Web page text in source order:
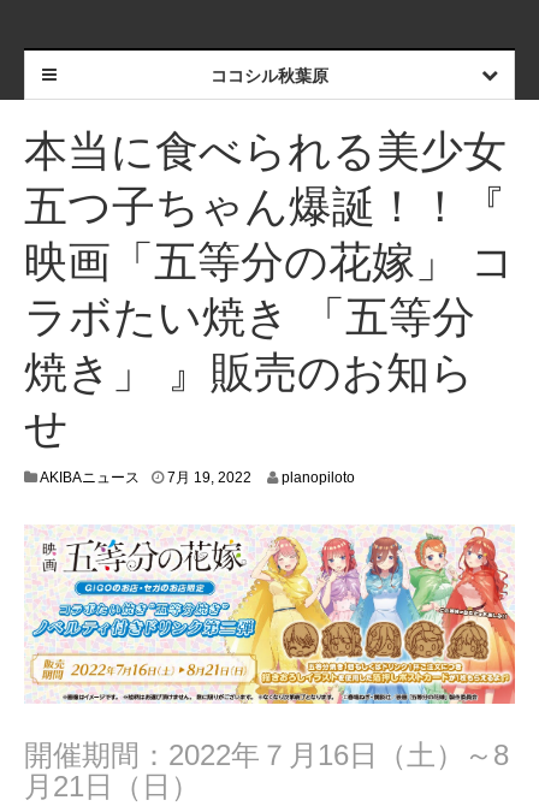
ココシル秋葉原
本当に食べられる美少女
五つ子ちゃん爆誕！！『
映画「五等分の花嫁」 コ
ラボたい焼き 「五等分
焼き」 』販売のお知ら
せ
AKIBAニュース 7月 19, 2022
5
,
2
0
2
2
planopiloto
開催期間：2022年７月16日（土）～8
月21日（日）